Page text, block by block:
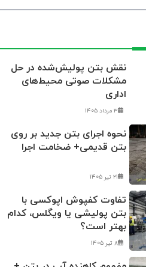
نقش بتن پولیش‌شده در حل
مشکلات صوتی محیط‌های
اداری
۳ مرداد ۱۴۰۵
نحوه اجرای بتن جدید بر روی
بتن قدیمی+ ضخامت اجرا
۲۱ تیر ۱۴۰۵
تفاوت کفپوش اپوکسی با
بتن پولیشی یا ویگلس، کدام
بهتر است؟
۸ تیر ۱۴۰۵